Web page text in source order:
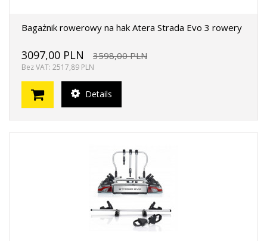
Bagażnik rowerowy na hak Atera Strada Evo 3 rowery
3097,00 PLN 3598,00 PLN
Bez VAT: 2517,89 PLN
Details